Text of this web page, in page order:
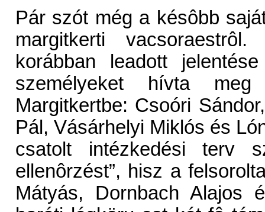
Pár szót még a késôbb
margitkerti
korábban leadott
személyeket hívta
Margitkertbe: Csoóri
Pál, Vásárhelyi Miklós és
csatolt intézkedési terv
ellenôrzést”, hisz a
Mátyás, Dornbach Alajos